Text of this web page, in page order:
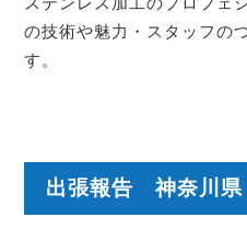
ステンレス加工のプロフェ
の技術や魅力・スタッフの
す。
出張報告 神奈川県